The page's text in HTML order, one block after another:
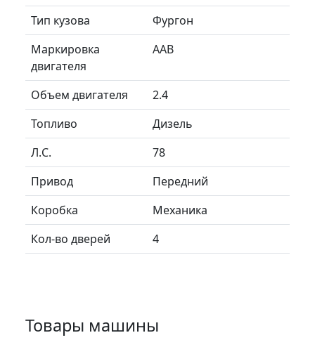
Тип кузова
Фургон
Маркировка
двигателя
AAB
Объем двигателя
2.4
Топливо
Дизель
Л.C.
78
Привод
Передний
Коробка
Механика
Кол-во дверей
4
Товары машины